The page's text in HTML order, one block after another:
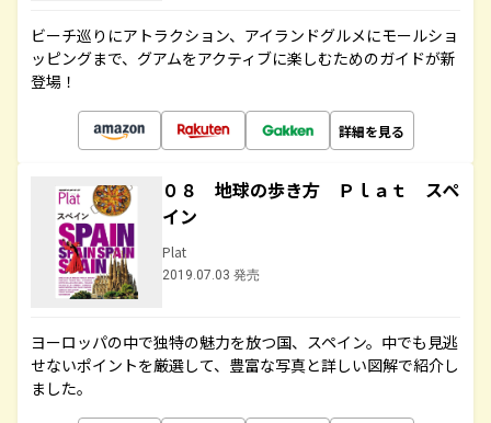
ビーチ巡りにアトラクション、アイランドグルメにモールショ
ッピングまで、グアムをアクティブに楽しむためのガイドが新
登場！
詳細を見る
０８ 地球の歩き方 Ｐｌａｔ スペ
イン
Plat
2019.07.03 発売
ヨーロッパの中で独特の魅力を放つ国、スペイン。中でも見逃
せないポイントを厳選して、豊富な写真と詳しい図解で紹介し
ました。